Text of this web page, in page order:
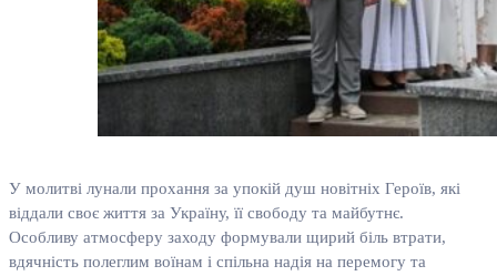
У молитві лунали прохання за упокій душ новітніх Героїв, які
віддали своє життя за Україну, її свободу та майбутнє.
Особливу атмосферу заходу формували щирий біль втрати,
вдячність полеглим воїнам і спільна надія на перемогу та